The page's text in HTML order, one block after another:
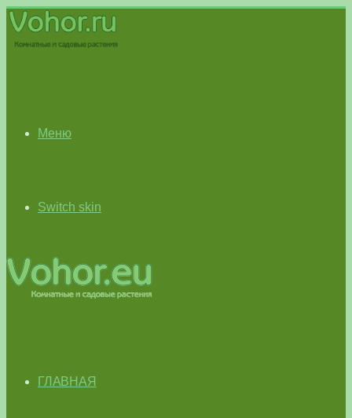
Меню
Switch skin
ГЛАВНАЯ